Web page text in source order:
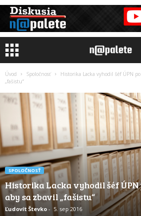
Úvod Spoločnosť
Historika Lacka vyhodil šéf ÚPN
„fašistu“
SPOLOČNOSŤ
Historika Lacka vyhodil šéf
aby sa zbavil „fašistu“
Ľudovít Števko - 5. sep 2016